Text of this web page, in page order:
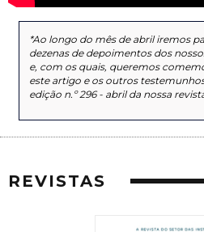
*Ao longo do mês de abril iremos
dezenas de depoimentos dos
e, com os quais, queremos
este artigo e os outros
edição n.º 296 - abril da nossa
REVISTAS